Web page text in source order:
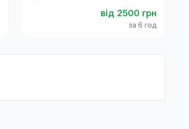
свят, фестивалів і корпоративів.
від 2500 грн
за 6 год